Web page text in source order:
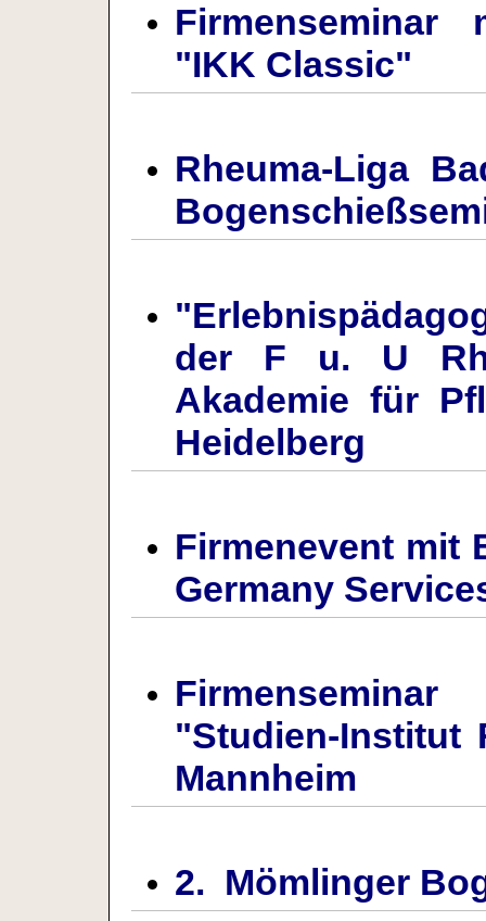
Firmenseminar
"IKK Classic"
Rheuma-Liga
der F u. U
Akademie für
Heidelberg
Firmenevent mit
Germany
"Studien-Institut
Mannheim
2. Mömlinger